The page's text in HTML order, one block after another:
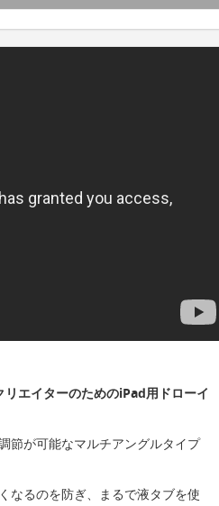
エイターのためのiPad用ドローイ
節が可能なマルチアングルタイプ
なるのを防ぎ、まるで液タブを使